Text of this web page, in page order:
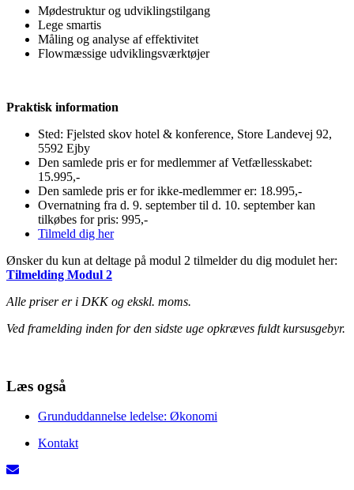
Mødestruktur og udviklingstilgang
Lege smartis
Måling og analyse af effektivitet
Flowmæssige udviklingsværktøjer
Praktisk information
Sted: Fjelsted skov hotel & konference, Store Landevej 92,
5592 Ejby
Den samlede pris er for medlemmer af Vetfællesskabet:
15.995,-
Den samlede pris er for ikke-medlemmer er: 18.995,-
Overnatning fra d. 9. september til d. 10. september kan
tilkøbes for pris: 995,-
Tilmeld dig her
Ønsker du kun at deltage på modul 2 tilmelder du dig modulet her:
Tilmelding Modul 2
Alle priser er i DKK og ekskl. moms.
Ved framelding inden for den sidste uge opkræves fuldt kursusgebyr.
Læs også
Grunduddannelse ledelse: Økonomi
Kontakt